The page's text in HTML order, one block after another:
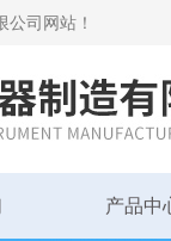
司网站！
产品中